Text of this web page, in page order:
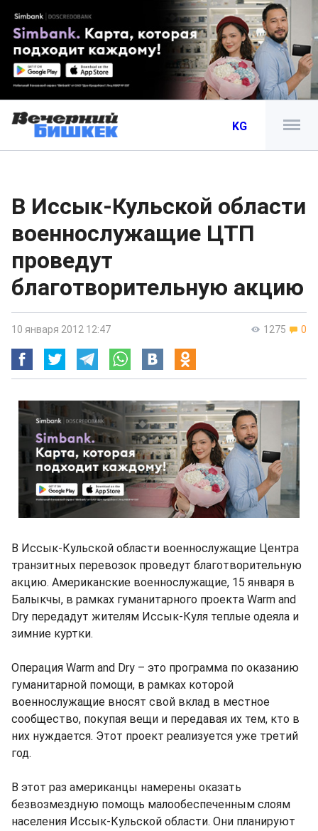
KG
В Иссык-Кульской области
военнослужащие ЦТП
проведут
благотворительную акцию
1275 0
10 января 2012 12:47
В Иссык-Кульской области военнослужащие Центра
транзитных перевозок проведут благотворительную
акцию. Американские военнослужащие, 15 января в
Балыкчы, в рамках гуманитарного проекта Warm and
Dry передадут жителям Иссык-Куля теплые одеяла и
зимние куртки.
Операция Warm and Dry – это программа по оказанию
гуманитарной помощи, в рамках которой
военнослужащие вносят свой вклад в местное
сообщество, покупая вещи и передавая их тем, кто в
них нуждается. Этот проект реализуется уже третий
год.
В этот раз американцы намерены оказать
безвозмездную помощь малообеспеченным слоям
населения Иссык-Кульской области. Они планируют